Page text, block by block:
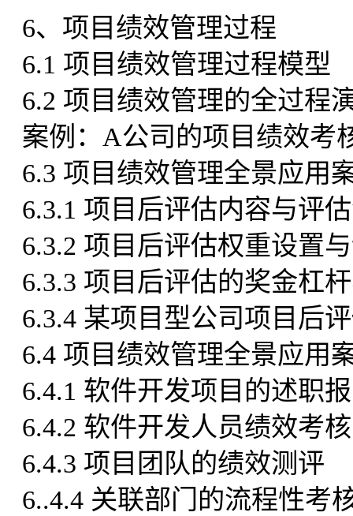
6、项目绩效管理过程
6.1 项目绩效管理过程模型
6.2 项目绩效管理的全过程
案例：A公司的项目绩效考
6.3 项目绩效管理全景应用
6.3.1 项目后评估内容与评
6.3.2 项目后评估权重设置
6.3.3 项目后评估的奖金杠
6.3.4 某项目型公司项目后
6.4 项目绩效管理全景应用
6.4.1 软件开发项目的述职
6.4.2 软件开发人员绩效考核
6.4.3 项目团队的绩效测评
6..4.4 关联部门的流程性考